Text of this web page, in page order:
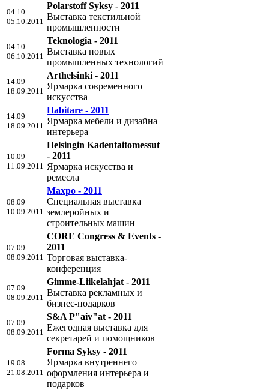
04.10
05.10.2011
Polarstoff Syksy - 2011
Выставка текстильной
промышленности
04.10
06.10.2011
Teknologia - 2011
Выставка новых
промышленных технологий
14.09
18.09.2011
Arthelsinki - 2011
Ярмарка современного
искусства
14.09
18.09.2011
Habitare - 2011
Ярмарка мебели и дизайна
интерьера
10.09
11.09.2011
Helsingin Kadentaitomessut
- 2011
Ярмарка искусства и
ремесла
08.09
10.09.2011
Maxpo - 2011
Специальная выставка
землеройных и
строительных машин
07.09
08.09.2011
CORE Congress & Events -
2011
Торговая выставка-
конференция
07.09
08.09.2011
Gimme-Liikelahjat - 2011
Выставка рекламных и
бизнес-подарков
07.09
08.09.2011
S&A P"aiv"at - 2011
Ежегодная выставка для
секретарей и помощников
19.08
21.08.2011
Forma Syksy - 2011
Ярмарка внутреннего
оформления интерьера и
подарков